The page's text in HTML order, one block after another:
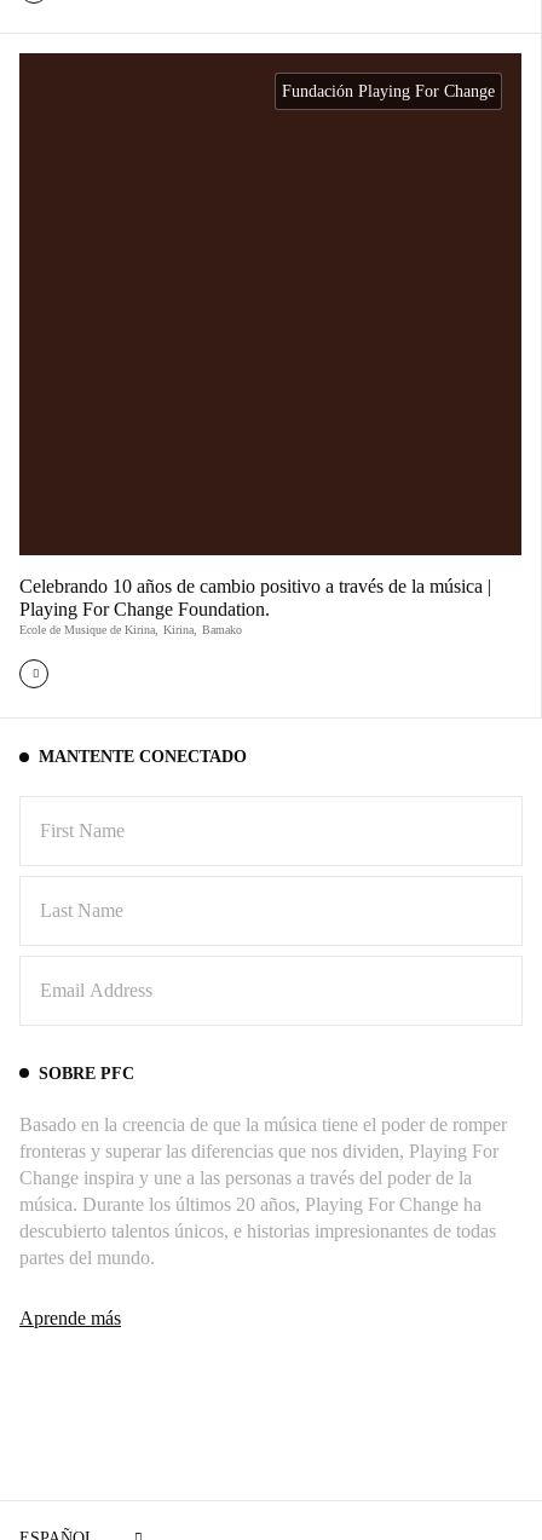
Fundación Playing For Change
Celebrando 10 años de cambio positivo a través de la música |
Playing For Change Foundation.
Ecole de Musique de Kirina Kirina Bamako
MANTENTE CONECTADO
SOBRE PFC
Basado en la creencia de que la música tiene el poder de romper
fronteras y superar las diferencias que nos dividen, Playing For
Change inspira y une a las personas a través del poder de la
música. Durante los últimos 20 años, Playing For Change ha
descubierto talentos únicos, e historias impresionantes de todas
partes del mundo.
Aprende más